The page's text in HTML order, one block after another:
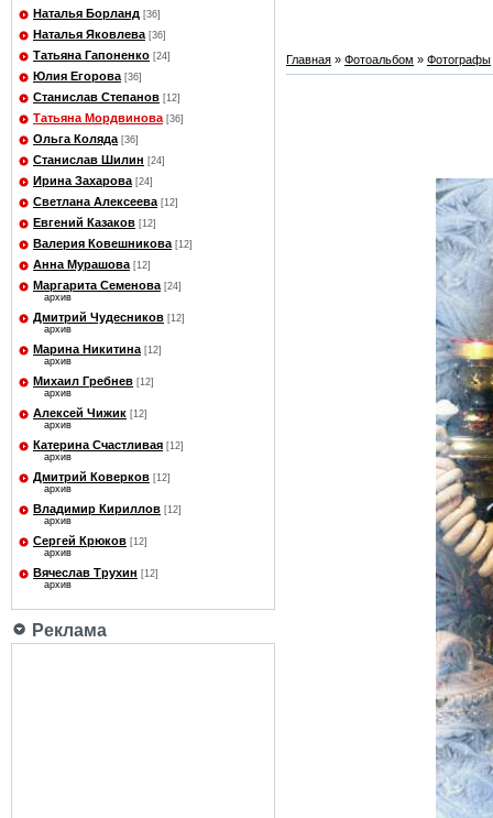
Наталья Борланд [36]
Наталья Яковлева [36]
Татьяна Гапоненко [24]
Юлия Егорова [36]
Станислав Степанов [12]
Татьяна Мордвинова [36]
Ольга Коляда [36]
Станислав Шилин [24]
Ирина Захарова [24]
Светлана Алексеева [12]
Евгений Казаков [12]
Валерия Ковешникова [12]
Анна Мурашова [12]
Маргарита Семенова [24]
архив
Дмитрий Чудесников [12]
архив
Марина Никитина [12]
архив
Михаил Гребнев [12]
архив
Алексей Чижик [12]
архив
Катерина Счастливая [12]
архив
Дмитрий Коверков [12]
архив
Владимир Кириллов [12]
архив
Сергей Крюков [12]
архив
Вячеслав Трухин [12]
архив
Реклама
Главная » Фотоальбом » Фотографы